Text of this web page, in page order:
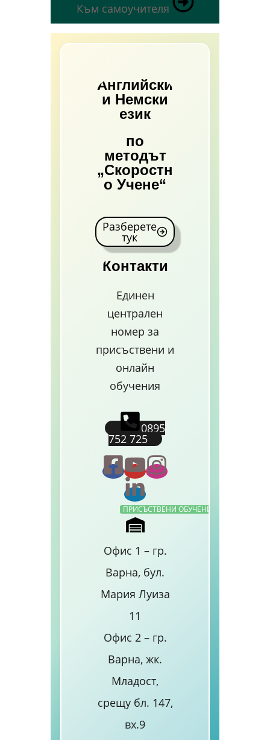
Към самоучителя
Английски
и Немски
език
по
методът
„Скоростн
о Учене“
Разберете
тук
Контакти
Единен
централен
номер за
присъствени и
онлайн
обучения
0895
752 725
ПРИСЪСТВЕНИ ОБУЧЕНИЯ
Офис 1 – гр.
Варна, бул.
Мария Луиза
11
Офис 2 – гр.
Варна, жк.
Младост,
срещу бл. 147,
вх.9